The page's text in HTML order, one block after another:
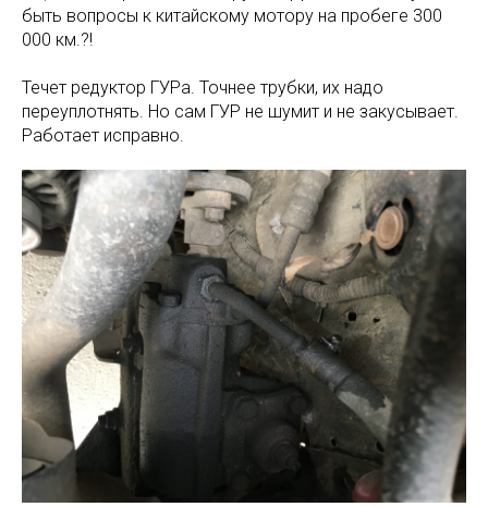
быть вопросы к китайскому мотору на пробеге 300
000 км.?!
Течет редуктор ГУРа. Точнее трубки, их надо
переуплотнять. Но сам ГУР не шумит и не закусывает.
Работает исправно.